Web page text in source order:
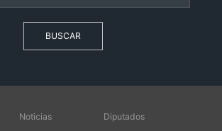
BUSCAR
Noticias
Diputados